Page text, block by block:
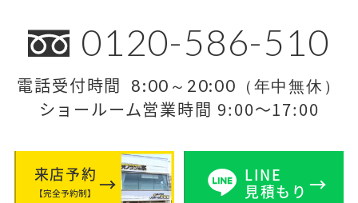
0120-586-510
電話受付時間 8:00～20:00（年中無休）
ショールーム営業時間 9:00～17:00
来店予約
【完全予約制】
LINE
見積もり